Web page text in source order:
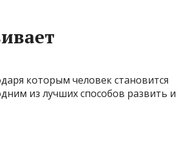
которым человек становится
из лучших способов развить и